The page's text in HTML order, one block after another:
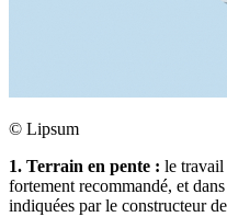
© Lipsum
1. Terrain en pente : le travail
fortement recommandé, et
indiquées par le constructeur